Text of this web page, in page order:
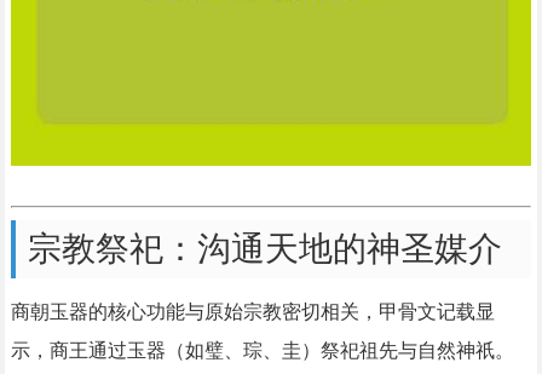
宗教祭祀：沟通天地的神圣媒介
商朝玉器的核心功能与原始宗教密切相关，甲骨文记载显
示，商王通过玉器（如璧、琮、圭）祭祀祖先与自然神祇。